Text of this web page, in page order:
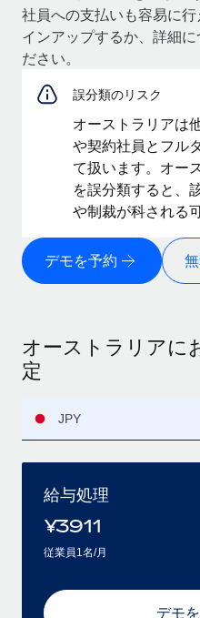
社員への支払いも容易に
インアップするか、詳細
ださい。
誤分類のリスク
オーストラリアは
や契約社員とフル
て扱います。オー
を誤分類すると、
や制裁が科される
デモを予約
オーストラリアに
定
JPY
給与処理
¥3911
従業員1名/月
デモ